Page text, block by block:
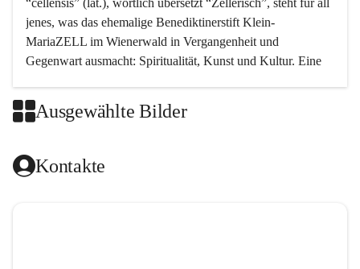
“cellensis” (lat.), wörtlich übersetzt “Zellerisch”, steht für all
jenes, was das ehemalige Benediktinerstift Klein-
MariaZELL im Wienerwald in Vergangenheit und
Gegenwart ausmacht: Spiritualität, Kunst und Kultur. Eine
Kirchenmusik, dem kunstvollen Lob Gottes.
Das kirchenmusikalische Festival Cellensis wird seit dem
Ausgewählte Bilder
Kontakte